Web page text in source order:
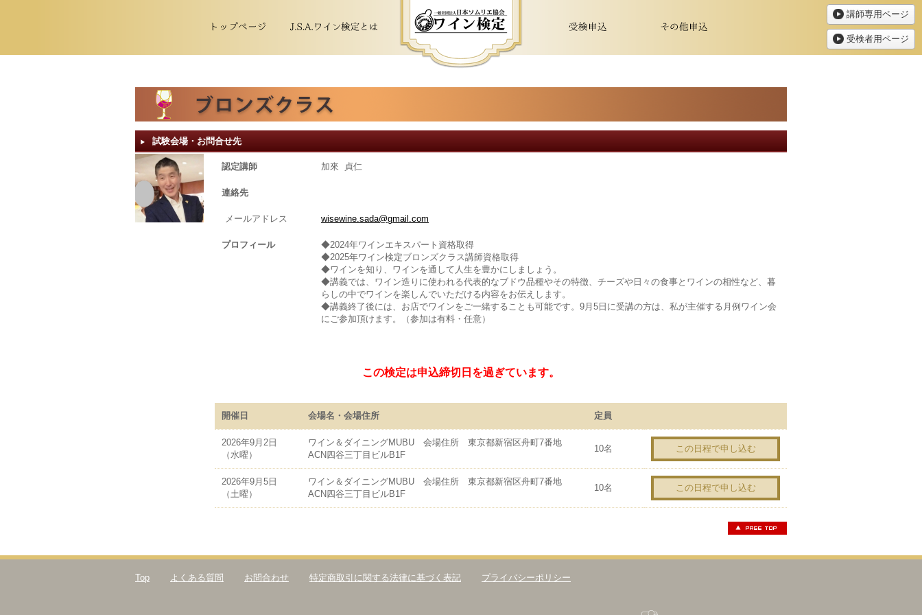
講師専用ページ
受検者用ページ
▶︎ 試験会場・お問合せ先
認定講師 加來 貞仁
連絡先
メールアドレス wisewine.sada@gmail.com
プロフィール
◆2024年ワインエキスパート資格取得
◆2025年ワイン検定ブロンズクラス講師資格取得
◆ワインを知り、ワインを通して人生を豊かにしましょう。
◆講義では、ワイン造りに使われる代表的なブドウ品種やその特徴、チーズや日々の食事とワインの相性など、暮
らしの中でワインを楽しんでいただける内容をお伝えします。
◆講義終了後には、お店でワインをご一緒することも可能です。9月5日に受講の方は、私が主催する月例ワイン会
にご参加頂けます。（参加は有料・任意）
この検定は申込締切日を過ぎています。
開催日 会場名・会場住所 定員
2026年9月2日
（水曜）
ワイン＆ダイニングMUBU 会場住所 東京都新宿区舟町7番地
ACN四谷三丁目ビルB1F
10名 この日程で申し込む
2026年9月5日
（土曜）
ワイン＆ダイニングMUBU 会場住所 東京都新宿区舟町7番地
ACN四谷三丁目ビルB1F
10名 この日程で申し込む
Top よくある質問 お問合わせ 特定商取引に関する法律に基づく表記 プライバシーポリシー